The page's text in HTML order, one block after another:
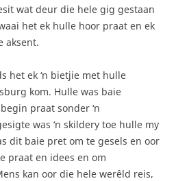
wat deur die hele gig gestaan
het ek hulle hoor praat en ek
aksent.
het ek ‘n bietjie met hulle
kom. Hulle was baie
praat sonder ‘n
was ‘n skildery toe hulle my
dit baie pret om te gesels en oor
praat en idees en om
kan oor die hele werêld reis,